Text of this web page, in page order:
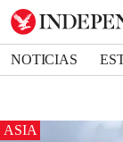
NOTICIAS
ASIA